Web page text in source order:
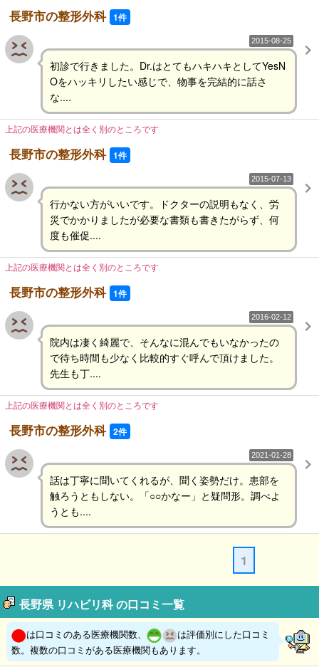
長野市の整形外科 1件
2015-08-25
初診で行きました。Dr.はとてもハキハキとしてYesN
Oをハッキリしたい感じで、物事を完結的に話さ
な....
上記の医療機関とは全く別のところです
長野市の整形外科 1件
2015-07-13
行かない方がいいです。ドクターの説明もなく、労
災でかかりましたが必要な書類も書きたがらず、何
度も催促....
上記の医療機関とは全く別のところです
長野市の整形外科 1件
2016-02-12
院内は凄く綺麗で、そんなに混んでもいなかったの
で待ち時間も少なく比較的すぐ呼んで頂けました。
先生も丁....
上記の医療機関とは全く別のところです
長野市の整形外科 2件
2021-01-28
話は丁寧に聞いてくれるが、聞く姿勢だけ。患部を
触ろうともしない。「○○かなー」と疑問形。調べよ
うとも....
1
長野県 リハビリ科 の口コミ一覧
は口コミのある医療機関数、
は評価別にした口コミ
数。複数の口コミがある医療機関もあります。